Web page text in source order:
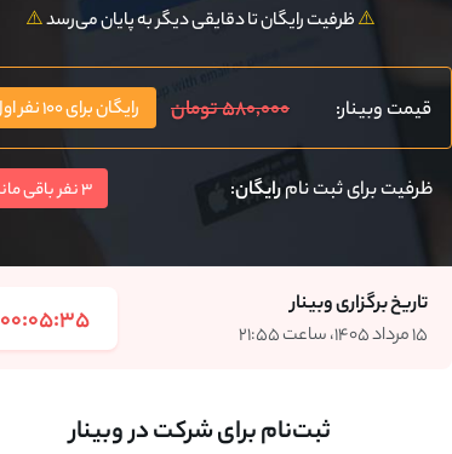
⚠️ظرفیت رایگان تا دقایقی دیگر به پایان می‌رسد⚠️
قیمت وبینار: ۵۸۰,۰۰۰ تومان رایگان برای ۱۰۰ نفر اول!
ظرفیت برای ثبت نامرایگان: 3 نفر باقی مانده
تاریخ برگزاری وبینار
۱۵ مرداد ۱۴۰۵، ساعت ۲۱:۵۵ 00:05:35
ثبت‌نام برای شرکت در وبینار